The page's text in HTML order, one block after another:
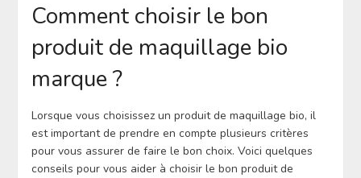
Comment choisir le bon
produit de maquillage bio
marque ?
Lorsque vous choisissez un produit de maquillage bio, il
est important de prendre en compte plusieurs critères
pour vous assurer de faire le bon choix. Voici quelques
conseils pour vous aider à choisir le bon produit de